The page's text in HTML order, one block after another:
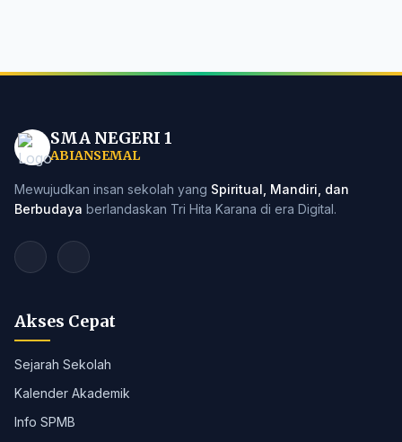
SMA NEGERI 1
ABIANSEMAL
Mewujudkan insan sekolah yang Spiritual, Mandiri, dan
Berbudaya berlandaskan Tri Hita Karana di era Digital.
Akses Cepat
Sejarah Sekolah
Kalender Akademik
Info SPMB